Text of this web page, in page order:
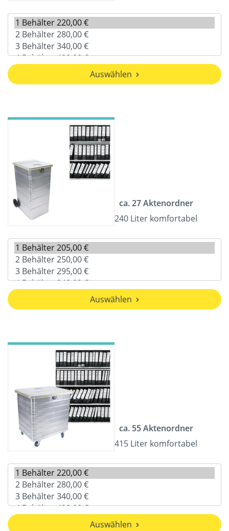
Auswählen
ca. 27 Aktenordner
240 Liter komfortabel
Auswählen
ca. 55 Aktenordner
415 Liter komfortabel
Auswählen